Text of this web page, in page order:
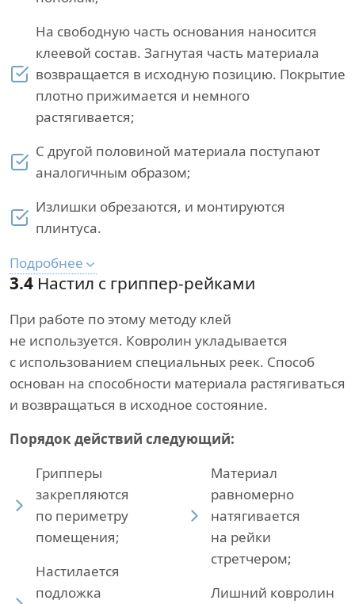
На свободную часть основания наносится
клеевой состав. Загнутая часть материала
возвращается в исходную позицию. Покрытие
плотно прижимается и немного
растягивается;
С другой половиной материала поступают
аналогичным образом;
Излишки обрезаются, и монтируются
плинтуса.
Подробнее
3.4 Настил с гриппер-рейками
При работе по этому методу клей
не используется. Ковролин укладывается
с использованием специальных реек. Способ
основан на способности материала растягиваться
и возвращаться в исходное состояние.
Порядок действий следующий:
Грипперы
закрепляются
по периметру
помещения;
Настилается
подложка
Материал
равномерно
натягивается
на рейки
стретчером;
Лишний ковролин